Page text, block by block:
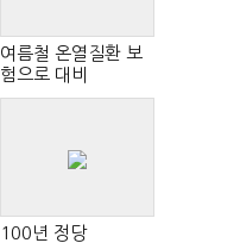
여름철 온열질환 보
험으로 대비
100년 정당